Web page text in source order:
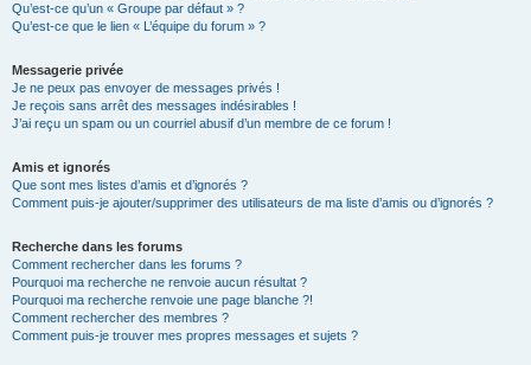
Qu’est-ce qu’un « Groupe par défaut » ?
Qu’est-ce que le lien « L’équipe du forum » ?
Messagerie privée
Je ne peux pas envoyer de messages privés !
Je reçois sans arrêt des messages indésirables !
J’ai reçu un spam ou un courriel abusif d’un membre de ce forum !
Amis et ignorés
Que sont mes listes d’amis et d’ignorés ?
Comment puis-je ajouter/supprimer des utilisateurs de ma liste d’amis ou d’ignorés ?
Recherche dans les forums
Comment rechercher dans les forums ?
Pourquoi ma recherche ne renvoie aucun résultat ?
Pourquoi ma recherche renvoie une page blanche ?!
Comment rechercher des membres ?
Comment puis-je trouver mes propres messages et sujets ?